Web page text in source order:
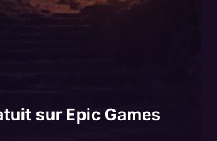
sur Epic Games